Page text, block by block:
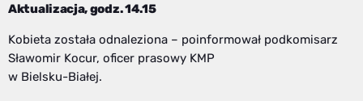
Aktualizacja, godz. 14.15
Kobieta została odnaleziona – poinformował podkomisarz
Sławomir Kocur, oficer prasowy KMP
w Bielsku-Białej.